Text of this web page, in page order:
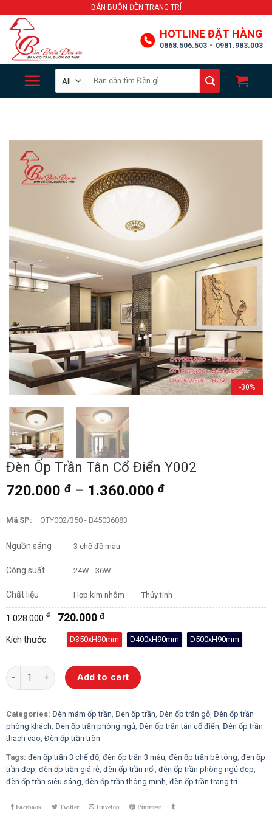
content
BÁN BUÔN ĐÈN TRANG TRÍ
HOTLINE ĐẶT HÀNG
0868.506.503 - 0981.983.003
for:
-30%
Đèn Ốp Trần Tân Cổ Điển Y002
720.000 đ – 1.360.000 đ
Mã SP: OTY002/350 - B45036083
Nguồn sáng 3 chế độ màu
Công suất 24W - 36W
Chất liệu Hợp kim nhôm Thủy tinh
1.028.000đ 720.000đ
Kích thước D350xH90mm D400xH90mm D500xH90mm
Đèn Ốp Trần Tân Cổ Điển Y002 quantity
Add to cart
Categories: Đèn mâm ốp trần Đèn ốp trần Đèn ốp trần gỗ Đèn ốp trần
phòng khách Đèn ốp trần phòng ngủ Đèn ốp trần tân cổ điển Đèn ốp trần
thạch cao Đèn ốp trần tròn
Tags: đèn ốp trần 3 chế độ đèn ốp trần 3 màu đèn ốp trần bê tông đèn ốp
trần đẹp đèn ốp trần giá rẻ đèn ốp trần nổi đèn ốp trần phòng ngủ đẹp
đèn ốp trần siêu sáng đèn ốp trần thông minh đèn ốp trần trang trí